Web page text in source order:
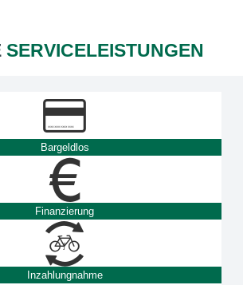
SERVICELEISTUNGEN
Bargeldlos
Finanzierung
Inzahlungnahme